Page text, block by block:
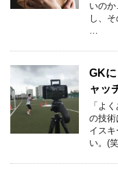
いの
し、
…
GK
ャッ
「よ
の技
イス
い。(